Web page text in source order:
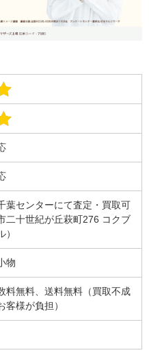
葉センターにて査定・買取可
二十世紀が丘萩町276 コクブ
）
物
料無料、送料無料（買取不成
客様が負担）